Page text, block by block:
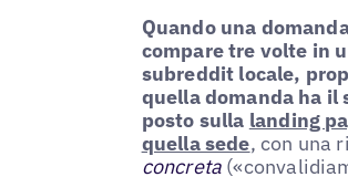
Quando una
compare tre volte in
subreddit locale,
quella domanda ha il
posto sulla landing
quella sede, con una
concreta